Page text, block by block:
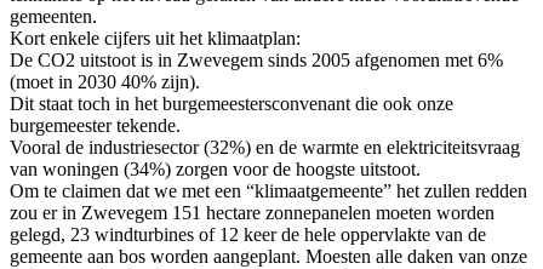
gemeenten.
Kort enkele cijfers uit het klimaatplan:
De CO2 uitstoot is in Zwevegem sinds 2005 afgenomen met 6%
(moet in 2030 40% zijn).
Dit staat toch in het burgemeestersconvenant die ook onze
burgemeester tekende.
Vooral de industriesector (32%) en de warmte en elektriciteitsvraag
van woningen (34%) zorgen voor de hoogste uitstoot.
Om te claimen dat we met een “klimaatgemeente” het zullen redden
zou er in Zwevegem 151 hectare zonnepanelen moeten worden
gelegd, 23 windturbines of 12 keer de hele oppervlakte van de
gemeente aan bos worden aangeplant. Moesten alle daken van onze